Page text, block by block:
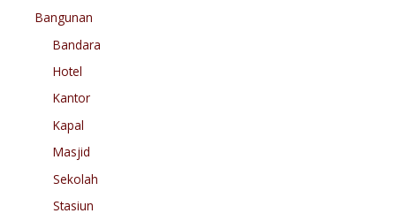
Bangunan
Bandara
Hotel
Kantor
Kapal
Masjid
Sekolah
Stasiun